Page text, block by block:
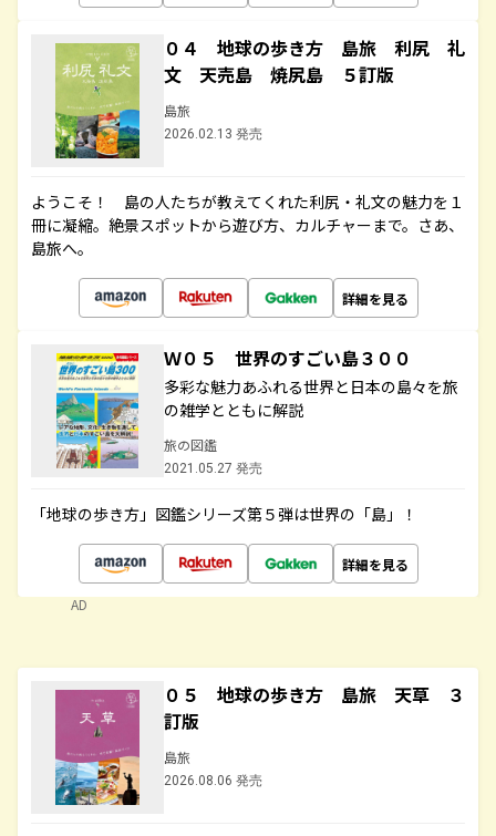
０４ 地球の歩き方 島旅 利尻 礼
文 天売島 焼尻島 ５訂版
島旅
2026.02.13 発売
ようこそ！ 島の人たちが教えてくれた利尻・礼文の魅力を１
冊に凝縮。絶景スポットから遊び方、カルチャーまで。さあ、
島旅へ。
詳細を見る
Ｗ０５ 世界のすごい島３００
多彩な魅力あふれる世界と日本の島々を旅
の雑学とともに解説
旅の図鑑
2021.05.27 発売
「地球の歩き方」図鑑シリーズ第５弾は世界の「島」！
詳細を見る
AD
０５ 地球の歩き方 島旅 天草 ３
訂版
島旅
2026.08.06 発売